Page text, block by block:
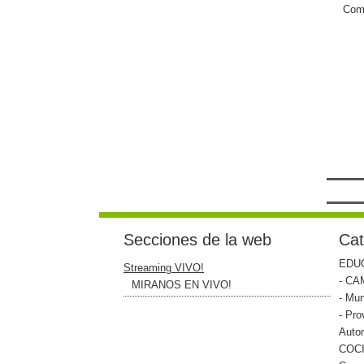
Secciones de la web
Streaming VIVO!
MIRANOS EN VIVO!
-
-
-